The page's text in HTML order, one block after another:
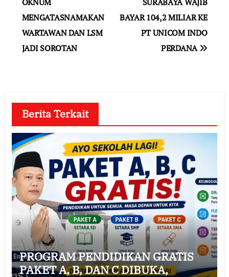
MENGATASNAMAKAN
WARTAWAN DAN LSM
JADI SOROTAN
BAYAR 104,2 MILIAR KE
PT UNICOM INDO
PERDANA
Berita Terkait
PROGRAM PENDIDIKAN GRATIS
PAKET A, B, DAN C DIBUKA,